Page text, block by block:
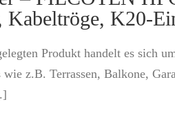
Kabeltröge, K20-
Produkt handelt es sich
wie z.B. Terrassen, Balkone,